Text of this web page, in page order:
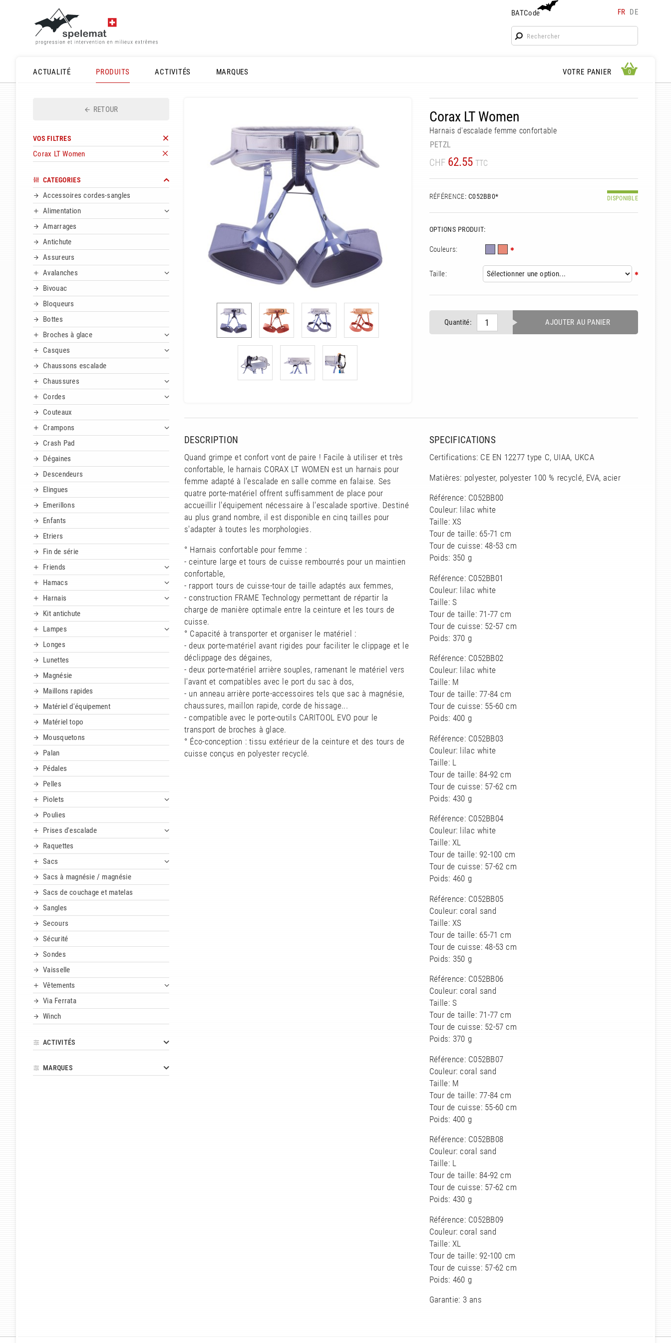
BATCode FR DE
BATCode
Rentrez votre BATCode et validez
ACTUALITÉ
PRODUITS ACTIVITÉS MARQUES VOTRE PANIER 0 0
RETOUR
VOS FILTRES
Corax LT Women
CATEGORIES
Accessoires cordes-sangles
Alimentation
Amarrages
Antichute
Assureurs
Avalanches
Bivouac
Bloqueurs
Bottes
Broches à glace
Casques
Chaussons escalade
Chaussures
Cordes
Couteaux
Crampons
Crash Pad
Dégaines
Descendeurs
Elingues
Emerillons
Enfants
Etriers
Fin de série
Friends
Hamacs
Harnais
Kit antichute
Lampes
Longes
Lunettes
Magnésie
Maillons rapides
Matériel d'équipement
Matériel topo
Mousquetons
Palan
Pédales
Pelles
Piolets
Poulies
Prises d'escalade
Raquettes
Sacs
Sacs à magnésie / magnésie
Sacs de couchage et matelas
Sangles
Secours
Sécurité
Sondes
Vaisselle
Vêtements
Via Ferrata
Winch
ACTIVITÉS
MARQUES
Corax LT Women
Harnais d'escalade femme confortable
PETZL
CHF 62.55 TTC
RÉFÉRENCE: C052BB0* DISPONIBLE
OPTIONS PRODUIT:
Couleurs:
Taille:
Quantité: AJOUTER AU PANIER
DESCRIPTION
Quand grimpe et confort vont de paire ! Facile à utiliser et très
confortable, le harnais CORAX LT WOMEN est un harnais pour
femme adapté à l'escalade en salle comme en falaise. Ses
quatre porte-matériel offrent suffisamment de place pour
accueillir l'équipement nécessaire à l'escalade sportive. Destiné
au plus grand nombre, il est disponible en cinq tailles pour
s'adapter à toutes les morphologies.
° Harnais confortable pour femme :
- ceinture large et tours de cuisse rembourrés pour un maintien
confortable,
- rapport tours de cuisse-tour de taille adaptés aux femmes,
- construction FRAME Technology permettant de répartir la
charge de manière optimale entre la ceinture et les tours de
cuisse.
° Capacité à transporter et organiser le matériel :
- deux porte-matériel avant rigides pour faciliter le clippage et le
déclippage des dégaines,
- deux porte-matériel arrière souples, ramenant le matériel vers
l'avant et compatibles avec le port du sac à dos,
- un anneau arrière porte-accessoires tels que sac à magnésie,
chaussures, maillon rapide, corde de hissage...
- compatible avec le porte-outils CARITOOL EVO pour le
transport de broches à glace.
° Éco-conception : tissu extérieur de la ceinture et des tours de
cuisse conçus en polyester recyclé.
SPECIFICATIONS
Certifications: CE EN 12277 type C, UIAA, UKCA
Matières: polyester, polyester 100 % recyclé, EVA, acier
Référence: C052BB00
Couleur: lilac white
Taille: XS
Tour de taille: 65-71 cm
Tour de cuisse: 48-53 cm
Poids: 350 g
Référence: C052BB01
Couleur: lilac white
Taille: S
Tour de taille: 71-77 cm
Tour de cuisse: 52-57 cm
Poids: 370 g
Référence: C052BB02
Couleur: lilac white
Taille: M
Tour de taille: 77-84 cm
Tour de cuisse: 55-60 cm
Poids: 400 g
Référence: C052BB03
Couleur: lilac white
Taille: L
Tour de taille: 84-92 cm
Tour de cuisse: 57-62 cm
Poids: 430 g
Référence: C052BB04
Couleur: lilac white
Taille: XL
Tour de taille: 92-100 cm
Tour de cuisse: 57-62 cm
Poids: 460 g
Référence: C052BB05
Couleur: coral sand
Taille: XS
Tour de taille: 65-71 cm
Tour de cuisse: 48-53 cm
Poids: 350 g
Référence: C052BB06
Couleur: coral sand
Taille: S
Tour de taille: 71-77 cm
Tour de cuisse: 52-57 cm
Poids: 370 g
Référence: C052BB07
Couleur: coral sand
Taille: M
Tour de taille: 77-84 cm
Tour de cuisse: 55-60 cm
Poids: 400 g
Référence: C052BB08
Couleur: coral sand
Taille: L
Tour de taille: 84-92 cm
Tour de cuisse: 57-62 cm
Poids: 430 g
Référence: C052BB09
Couleur: coral sand
Taille: XL
Tour de taille: 92-100 cm
Tour de cuisse: 57-62 cm
Poids: 460 g
Garantie: 3 ans